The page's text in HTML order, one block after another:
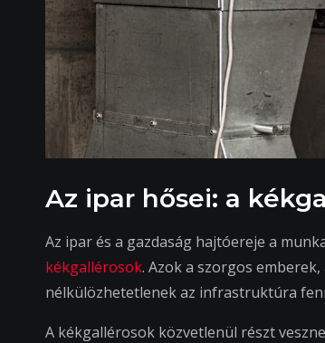
Az ipar hősei: a
Az ipar és a gazdaság hajtóereje a
kékgallérosok. Azok a szorgos
nélkülözhetetlenek az infrastruktúra
A kékgallérosok közvetlenül részt